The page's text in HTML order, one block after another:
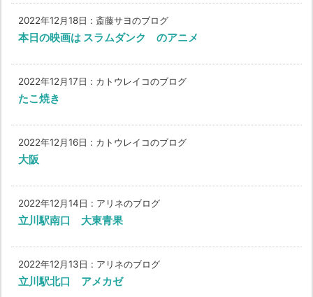
2022年12月18日 : 斎藤サヨのブログ
本日の映画は スラムダンク のアニメ
2022年12月17日 : カトウレイコのブログ
たこ焼き
2022年12月16日 : カトウレイコのブログ
大阪
2022年12月14日 : アリネのブログ
立川駅南口 大東青果
2022年12月13日 : アリネのブログ
立川駅北口 アメカゼ